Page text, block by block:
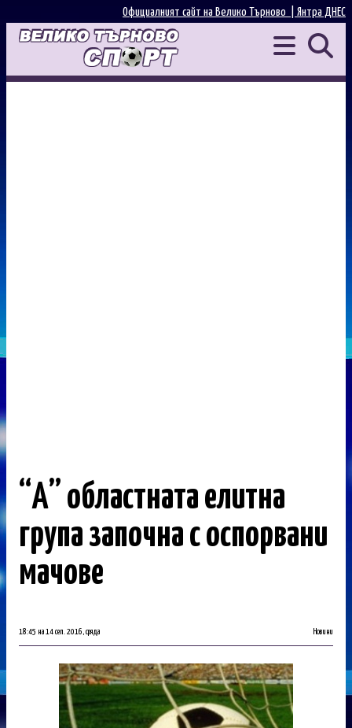
Янтра ДНЕС
Официалният сайт на Велико Търново |
“А” областната елитна
група започна с оспорвани
мачове
18:45 на 14 сеп. 2016, сряда Новини